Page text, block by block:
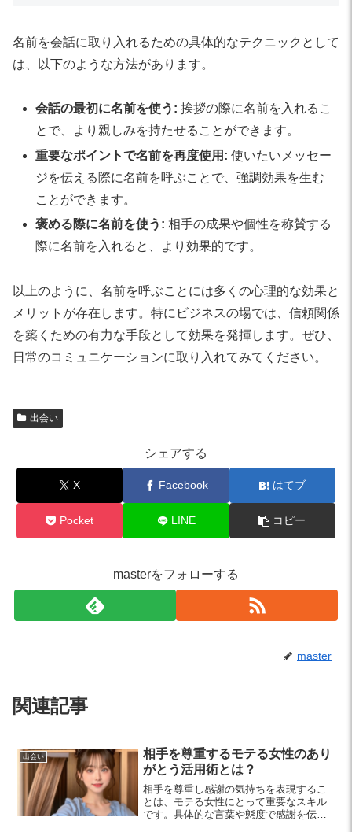
名前を会話に取り入れるための具体的なテクニックとして
は、以下のような方法があります。
会話の最初に名前を使う: 挨拶の際に名前を入れるこ
とで、より親しみを持たせることができます。
重要なポイントで名前を再度使用: 使いたいメッセー
ジを伝える際に名前を呼ぶことで、強調効果を生む
ことができます。
褒める際に名前を使う: 相手の成果や個性を称賛する
際に名前を入れると、より効果的です。
以上のように、名前を呼ぶことには多くの心理的な効果と
メリットが存在します。特にビジネスの場では、信頼関係
を築くための有力な手段として効果を発揮します。ぜひ、
日常のコミュニケーションに取り入れてみてください。
出会い
シェアする
X Facebook はてブ
Pocket LINE コピー
masterをフォローする
master
関連記事
出会い
相手を尊重するモテる女性のあり
がとう活用術とは？
相手を尊重し感謝の気持ちを表現するこ
とは、モテる女性にとって重要なスキル
です。具体的な言葉や態度で感謝を伝え